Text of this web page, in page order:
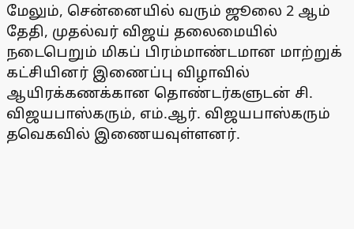
மேலும், சென்னையில் வரும் ஜூலை 2 ஆம்
தேதி, முதல்வர் விஜய் தலைமையில்
நடைபெறும் மிகப் பிரம்மாண்டமான மாற்றுக்
கட்சியினர் இணைப்பு விழாவில்
ஆயிரக்கணக்கான தொண்டர்களுடன் சி.
விஜயபாஸ்கரும், எம்.ஆர். விஜயபாஸ்கரும்
தவெகவில் இணையவுள்ளனர்.